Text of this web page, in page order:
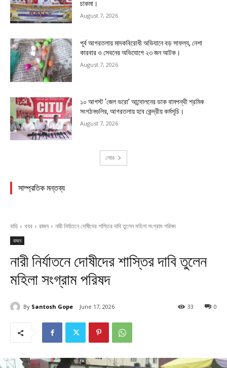
চাকমা।
August 7, 2026
পূর্ব আগরতলায় মাদকবিরোধী অভিযানে বড় সাফল্য, নেশা
কারবার ও সেবনের অভিযোগে ২৩ জন আটক।
August 7, 2026
১০ আগস্ট ‘জেল ভরো’ আন্দোলনের ডাক বামপন্থী শ্রমিক
সংগঠনগুলির, আগরতলায় হবে কেন্দ্রীয় কর্মসূচি।
August 7, 2026
লোড
সাম্প্রতিক মন্তব্য